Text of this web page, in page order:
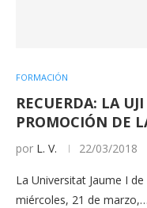
FORMACIÓN
RECUERDA: LA
PROMOCIÓN DE
por L. V. 22/03/2018
La Universitat Jaume I
miércoles, 21 de marzo,…